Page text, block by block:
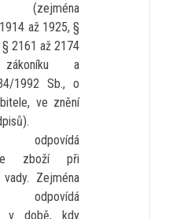
až 1925, §
2161 až 2174
zákoníku a
1992 Sb., o
ve znění
odpovídá
zboží při
Zejména
odpovídá
v době, kdy